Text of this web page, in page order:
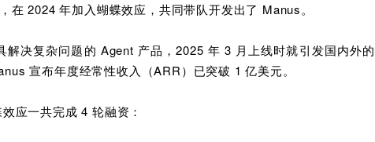
在 2024 年加入蝴蝶效应，共同带队开发出了 Manus。
解决复杂问题的 Agent 产品，2025 年 3 月上线时就引发国内外的
宣布年度经常性收入（ARR）已突破 1 亿美元。
应一共完成 4 轮融资：